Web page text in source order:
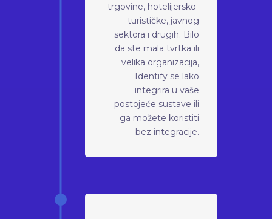
trgovine, hotelijersko-
turističke, javnog
sektora i drugih. Bilo
da ste mala tvrtka ili
velika organizacija,
Identify se lako
integrira u vaše
postojeće sustave ili
ga možete koristiti
bez integracije.